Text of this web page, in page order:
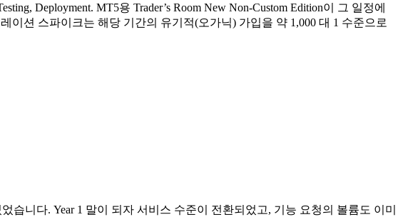
Deployment. MT5용 Trader’s Room New Non-Custom Edition이 그 일정에
션 스파이크는 해당 기간의 유기적(오가닉) 가입을 약 1,000 대 1 수준으로
니다. Year 1 말이 되자 서비스 수준이 전환되었고, 기능 요청의 볼륨도 이미